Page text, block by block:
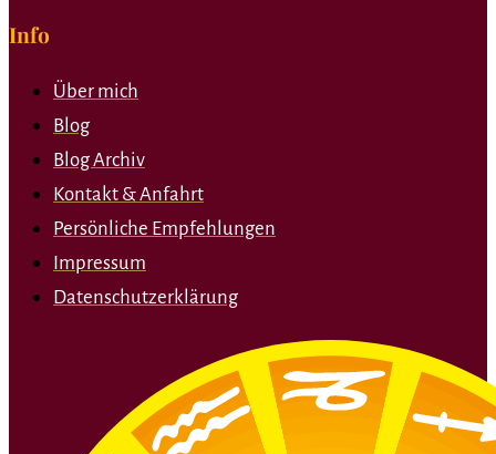
Info
Über mich
Blog
Blog Archiv
Kontakt & Anfahrt
Persönliche Empfehlungen
Impressum
Datenschutzerklärung